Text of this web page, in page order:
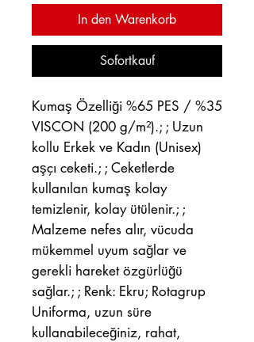
In den Warenkorb
Sofortkauf
Kumaş Özelliği %65 PES / %35
VISCON (200 g/m²).; ; Uzun
kollu Erkek ve Kadın (Unisex)
aşçı ceketi.; ; Ceketlerde
kullanılan kumaş kolay
temizlenir, kolay ütülenir.; ;
Malzeme nefes alır, vücuda
mükemmel uyum sağlar ve
gerekli hareket özgürlüğü
sağlar.; ; Renk: Ekru; Rotagrup
Uniforma, uzun süre
kullanabileceğiniz, rahat,